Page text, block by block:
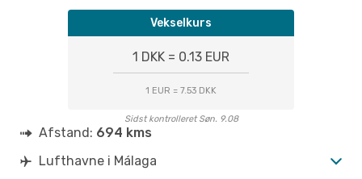
Vekselkurs
1 DKK = 0.13 EUR
1 EUR = 7.53 DKK
Sidst kontrolleret Søn. 9.08
Afstand: 694 kms
Lufthavne i Málaga